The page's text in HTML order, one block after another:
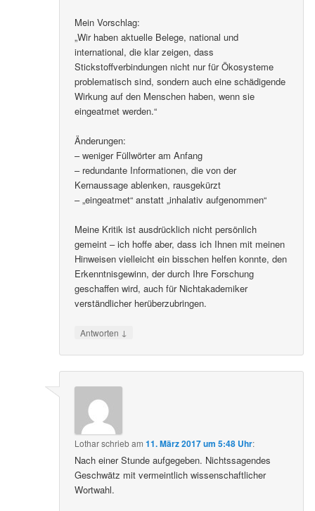
Mein Vorschlag:
„Wir haben aktuelle Belege, national und
international, die klar zeigen, dass
Stickstoffverbindungen nicht nur für Ökosysteme
problematisch sind, sondern auch eine schädigende
Wirkung auf den Menschen haben, wenn sie
eingeatmet werden.“
Änderungen:
– weniger Füllwörter am Anfang
– redundante Informationen, die von der
Kernaussage ablenken, rausgekürzt
– „eingeatmet“ anstatt „inhalativ aufgenommen“
Meine Kritik ist ausdrücklich nicht persönlich
gemeint – ich hoffe aber, dass ich Ihnen mit meinen
Hinweisen vielleicht ein bisschen helfen konnte, den
Erkenntnisgewinn, der durch Ihre Forschung
geschaffen wird, auch für Nichtakademiker
verständlicher herüberzubringen.
Antworten ↓
Lotharschriebam11. März 2017 um 5:48 Uhr:
Nach einer Stunde aufgegeben. Nichtssagendes
Geschwätz mit vermeintlich wissenschaftlicher
Wortwahl.